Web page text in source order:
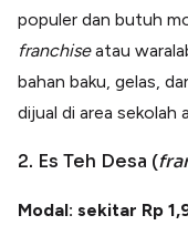
populer dan butuh
franchiseatau
bahan baku, gelas,
dijual di area sekolah
2. Es Teh Desa (
Modal: sekitar Rp